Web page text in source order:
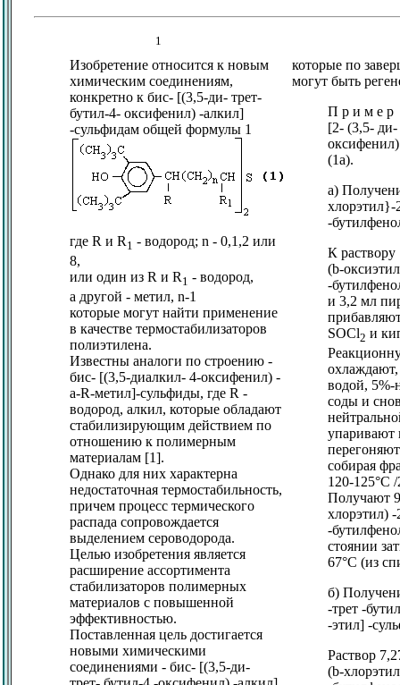
1
Изобретение относится к новым
химическим соединениям,
конкретно к бис- [(3,5-ди- трет-
бутил-4- оксифенил) -алкил]
-сульфидам общей формулы 1
где R и R 1 - водород; n - 0,1,2 или
8,
или один из R и R 1 - водород,
а другой - метил, n-1
которые могут найти применение
в качестве термостабилизаторов
полиэтилена.
Известны аналоги по строению -
бис- [(3,5-диалкил- 4-оксифенил) -
a-R-метил]-сульфиды, где R -
водород, алкил, которые обладают
стабилизирующим действием по
отношению к полимерным
материалам [1].
Однако для них характерна
недостаточная термостабильность,
причем процесс термического
распада сопровождается
выделением сероводорода.
Целью изобретения является
расширение ассортимента
стабилизаторов полимерных
материалов с повышенной
эффективностью.
Поставленная цель достигается
новыми химическими
соединениями - бис- [(3,5-ди-
которые по
могут быть
П р и м е р
[2- (3,5- ди-
(1a).
а)
хлорэтил}-
-
К раствору
(b-
-
и 3,2 мл
SOCl2 и
водой, 5%-
соды и
упаривают
собирая
120-125°C
Получают
хлорэтил) -
-
стоянии
67°C (из
б)
-трет -
-этил] -
Раствор
(b-